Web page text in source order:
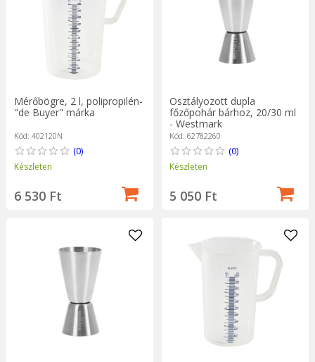
Mérőbögre, 2 l, polipropilén-
"de Buyer" márka
Kód: 402120N
(0)
Készleten
6 530 Ft
Osztályozott dupla
főzőpohár bárhoz, 20/30 ml
- Westmark
Kód: 62782260
(0)
Készleten
5 050 Ft